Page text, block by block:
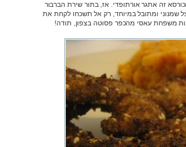
זה אתגר אורתופדי. אז, בתור שירת הברבור
שמנוני ומתובל במיוחד, רק אל תשכחו לקחת את
משפחת עאסי מהכפר פסוטה בצפון, תודה!